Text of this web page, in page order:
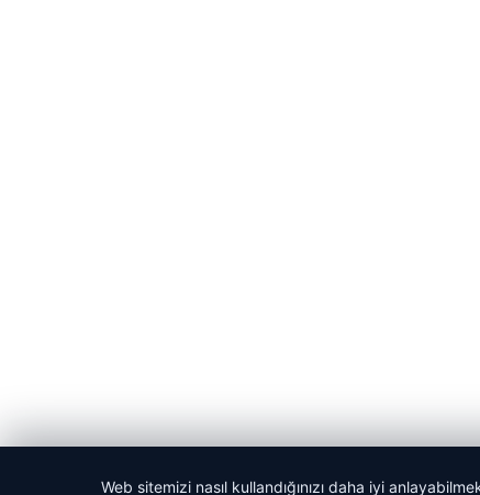
Web sitemizi nasıl kullandığınızı daha iyi